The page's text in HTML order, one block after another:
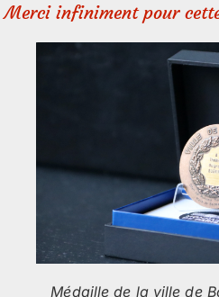
Merci infiniment pour
Médaille de la ville de